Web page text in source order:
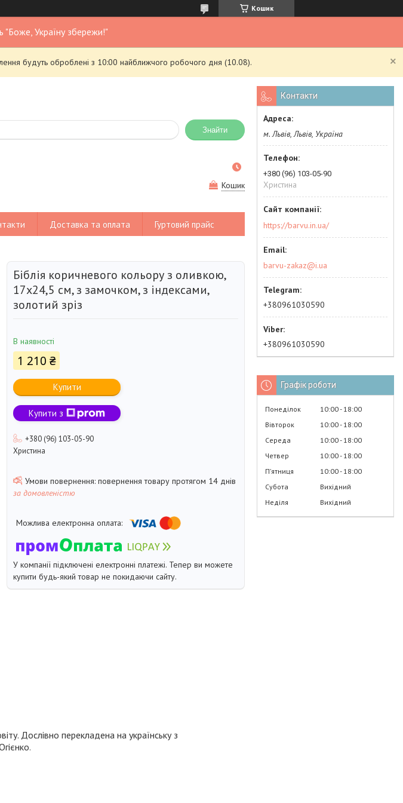
Кошик
Україну збережи!"
будуть оброблені з 10:00 найближчого робочого дня (10.08).
Знайти
Кошик
Доставка та оплата Гуртовий прайс
Біблія коричневого кольору з оливкою,
17х24,5 см, з замочком, з індексами,
золотий зріз
В наявності
1 210 ₴
Купити
Купити з
+380 (96) 103-05-90
Христина
повернення товару протягом 14 днів
за домовленістю
У компанії підключені електронні платежі. Тепер ви можете
купити будь-який товар не покидаючи сайту.
Дослівно перекладена на українську з
.
Контакти
м. Львів, Львів, Україна
+380 (96) 103-05-90
Христина
https://barvu.in.ua/
barvu-zakaz@i.ua
+380961030590
+380961030590
Графік роботи
Понеділок 10:00 18:00
Вівторок
10:00 18:00
Середа
10:00 18:00
Четвер
10:00 18:00
Пʼятниця
10:00 18:00
Субота
Вихідний
Неділя
Вихідний